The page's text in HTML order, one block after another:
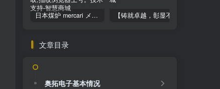
日本煤炉 mercari メルカリ cookie提取技术 安卓 苹果 雷电模拟器都可提取,指纹浏览器上号。技术支持
文章目录
奥拓电子基本情况